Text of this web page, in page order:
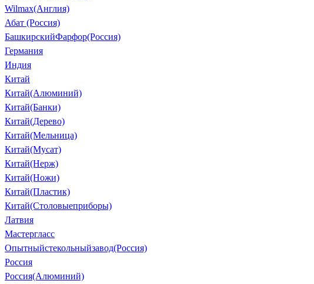
Wilmax(Англия)
Абат (Россия)
БашкирскийФарфор(Россия)
Германия
Индия
Китай
Китай(Алюминий)
Китай(Банки)
Китай(Дерево)
Китай(Мельница)
Китай(Мусат)
Китай(Нерж)
Китай(Ножи)
Китай(Пластик)
Китай(Столовыеприборы)
Латвия
Мастергласс
Опытныйстекольныйзавод(Россия)
Россия
Россия(Алюминий)